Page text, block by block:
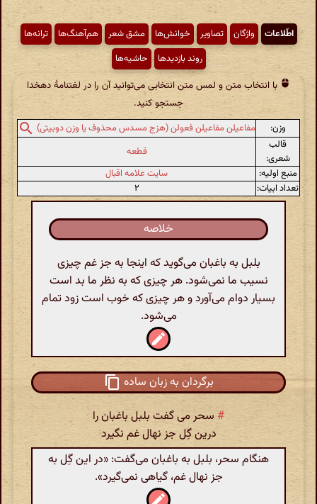
اطّلاعات واژگان تصاویر خوانش‌ها مشق شعر هم‌آهنگ‌ها
ترانه‌ها
روند بازدیدها
حاشیه‌ها
با انتخاب متن و لمس متن انتخابی می‌توانید آن را در لغتنامهٔ دهخدا
جستجو کنید.
وزن:
مفاعیلن مفاعیلن فعولن (هزج مسدس محذوف یا وزن دوبیتی)
قالب
شعری:
قطعه
منبع اولیه:
سایت علامه اقبال
تعداد ابیات:
۲
خلاصه
بلبل به باغبان می‌گوید که اینجا به جز غم چیزی
نسیب ما نمی‌شود. هر چیزی که به نظر ما بد است
بسیار دوام می‌آورد و هر چیزی که خوب است زود تمام
می‌شود.
برگردان به زبان ساده
# سحر می گفت بلبل باغبان را
درین گِل جز نهال غم نگیرد
هنگام سحر، بلبل به باغبان می‌گفت: «در این گِل به
جز نهال غم، گیاهی نمی‌گیرد».